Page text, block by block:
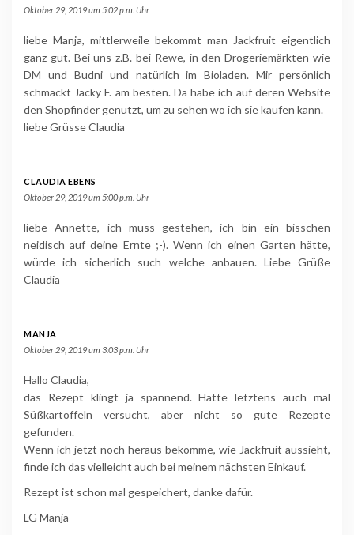
Oktober 29, 2019 um 5:02 p.m. Uhr
liebe Manja, mittlerweile bekommt man Jackfruit eigentlich
ganz gut. Bei uns z.B. bei Rewe, in den Drogeriemärkten wie
DM und Budni und natürlich im Bioladen. Mir persönlich
schmackt Jacky F. am besten. Da habe ich auf deren Website
den Shopfinder genutzt, um zu sehen wo ich sie kaufen kann.
liebe Grüsse Claudia
CLAUDIA EBENS
Oktober 29, 2019 um 5:00 p.m. Uhr
liebe Annette, ich muss gestehen, ich bin ein bisschen
neidisch auf deine Ernte ;-). Wenn ich einen Garten hätte,
würde ich sicherlich such welche anbauen. Liebe Grüße
Claudia
MANJA
Oktober 29, 2019 um 3:03 p.m. Uhr
Hallo Claudia,
das Rezept klingt ja spannend. Hatte letztens auch mal
Süßkartoffeln versucht, aber nicht so gute Rezepte
gefunden.
Wenn ich jetzt noch heraus bekomme, wie Jackfruit aussieht,
finde ich das vielleicht auch bei meinem nächsten Einkauf.
Rezept ist schon mal gespeichert, danke dafür.
LG Manja